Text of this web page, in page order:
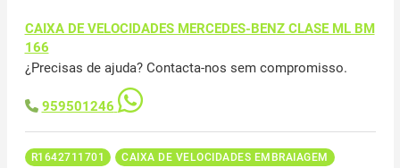
CAIXA DE VELOCIDADES MERCEDES-BENZ CLASE ML BM
166
¿Precisas de ajuda? Contacta-nos sem compromisso.
959501246
R1642711701 CAIXA DE VELOCIDADES EMBRAIAGEM